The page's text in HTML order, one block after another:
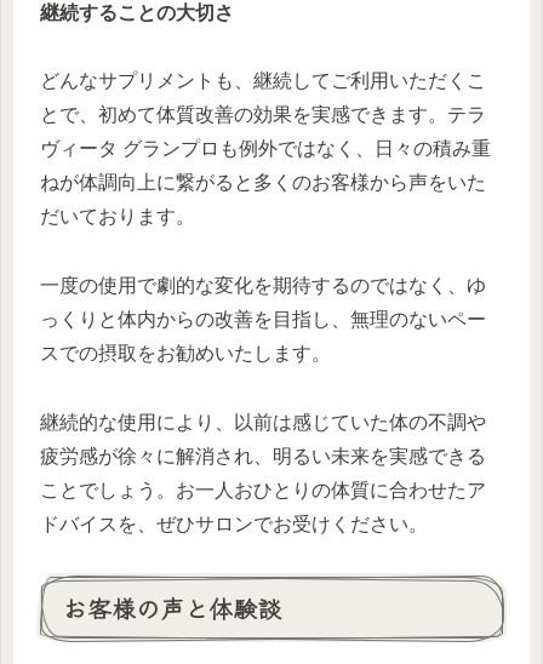
継続することの大切さ
どんなサプリメントも、継続してご利用いただくこ
とで、初めて体質改善の効果を実感できます。テラ
ヴィータ グランプロも例外ではなく、日々の積み重
ねが体調向上に繋がると多くのお客様から声をいた
だいております。
一度の使用で劇的な変化を期待するのではなく、ゆ
っくりと体内からの改善を目指し、無理のないペー
スでの摂取をお勧めいたします。
継続的な使用により、以前は感じていた体の不調や
疲労感が徐々に解消され、明るい未来を実感できる
ことでしょう。お一人おひとりの体質に合わせたア
ドバイスを、ぜひサロンでお受けください。
お客様の声と体験談